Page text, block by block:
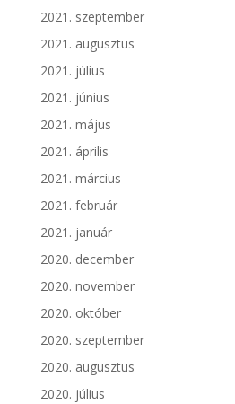
2021. szeptember
2021. augusztus
2021. július
2021. június
2021. május
2021. április
2021. március
2021. február
2021. január
2020. december
2020. november
2020. október
2020. szeptember
2020. augusztus
2020. július